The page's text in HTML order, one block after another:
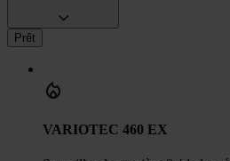
Prêt
VARIOTEC 460 EX